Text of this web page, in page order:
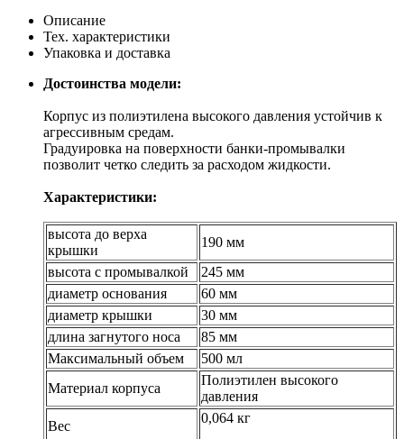
Описание
Тех. характеристики
Упаковка и доставка
Достоинства модели:
Корпус из полиэтилена высокого давления устойчив к
агрессивным средам.
Градуировка на поверхности банки-промывалки
позволит четко следить за расходом жидкости.
Характеристики:
высота до верха
крышки
190 мм
высота с промывалкой
245 мм
диаметр основания
60 мм
диаметр крышки
30 мм
длина загнутого носа
85 мм
Максимальный объем
500 мл
Материал корпуса
Полиэтилен высокого
давления
Вес
0,064 кг